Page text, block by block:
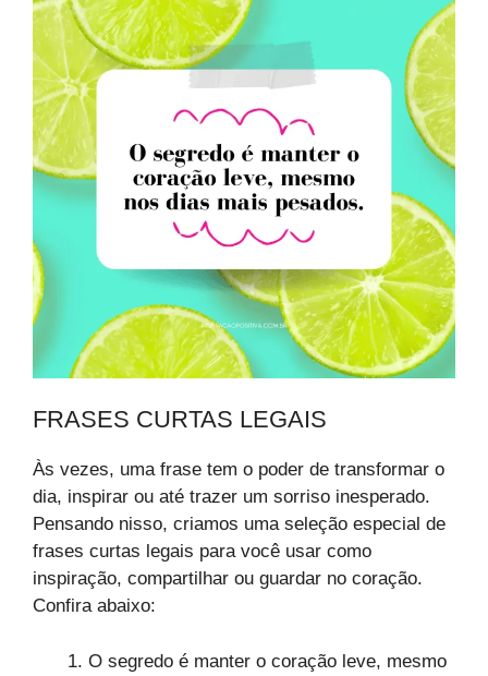
FRASES CURTAS LEGAIS
Às vezes, uma frase tem o poder de transformar o
dia, inspirar ou até trazer um sorriso inesperado.
Pensando nisso, criamos uma seleção especial de
frases curtas legais para você usar como
inspiração, compartilhar ou guardar no coração.
Confira abaixo:
O segredo é manter o coração leve, mesmo